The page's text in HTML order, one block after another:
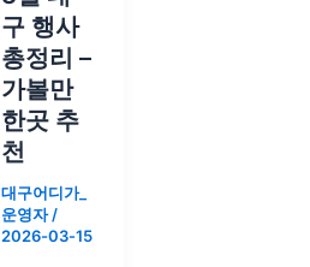
구 행사
총정리 –
가볼만
한곳 추
천
대구어디가_
운영자/
2026-03-15